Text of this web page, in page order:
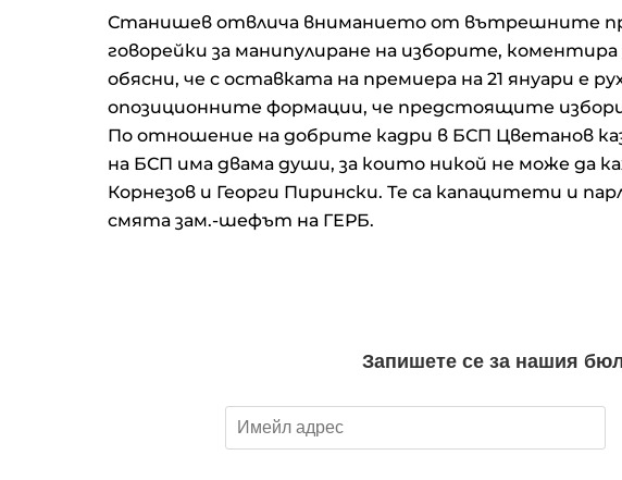
Станишев отвлича вниманието от вътрешните
говорейки за манипулиране на изборите,
обясни, че с оставката на премиера на 21 януари е
опозиционните формации, че предстоящите
По отношение на добрите кадри в БСП Цветанов
на БСП има двама души, за които никой не може да
Корнезов и Георги Пирински. Те са капацитети и
смята зам.-шефът на ГЕРБ.